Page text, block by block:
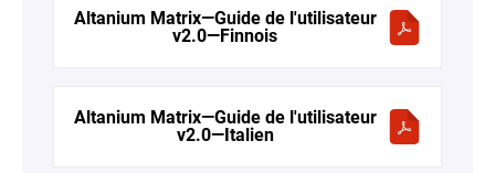
Altanium Matrix—Guide de l'utilisateur
v2.0—Finnois
Altanium Matrix—Guide de l'utilisateur
v2.0—Italien